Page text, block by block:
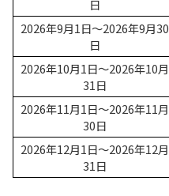
日
2026年9月1日～2026年9月30
日
2026年10月1日～2026年10月
31日
2026年11月1日～2026年11月
30日
2026年12月1日～2026年12月
31日